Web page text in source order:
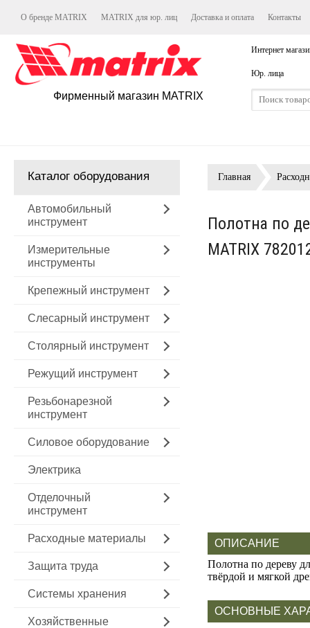
О бренде MATRIX MATRIX для юр. лиц Доставка и оплата Контакты
Фирменный магазин MATRIX
Интернет
Юр. лица
Каталог оборудования
Автомобильный
инструмент
Измерительные
инструменты
Крепежный инструмент
Слесарный инструмент
Столярный инструмент
Режущий инструмент
Резьбонарезной
инструмент
Силовое оборудование
Электрика
Отделочный
инструмент
Расходные материалы
Защита труда
Системы хранения
Хозяйственные
Главная
Полотна по
MATRIX
ОПИСАНИЕ
Полотна по дереву
твёрдой и мягкой
ОСНОВНЫЕ